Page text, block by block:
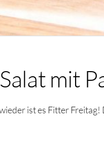
mit
ist es Fitter Freitag!